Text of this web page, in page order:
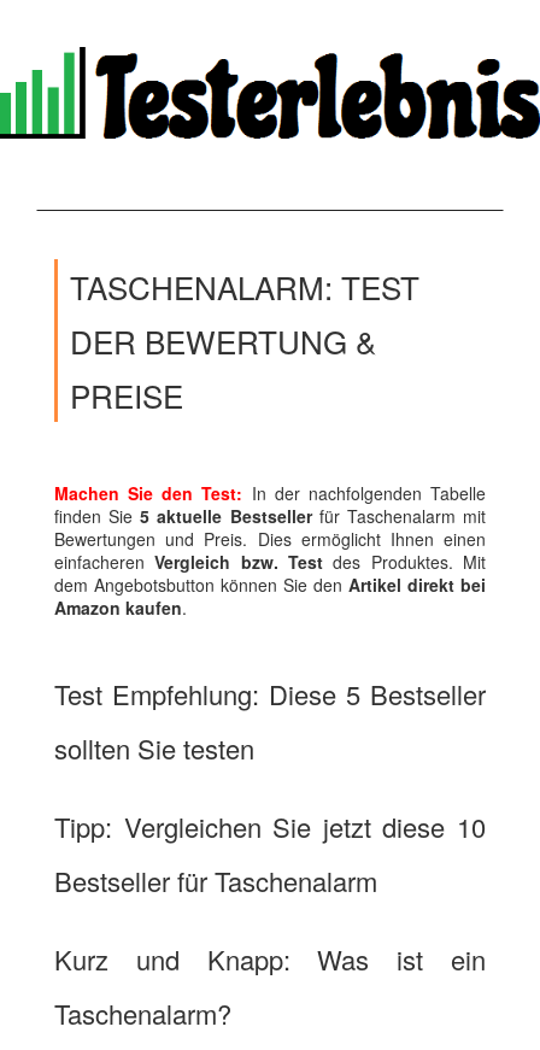
TASCHENALARM: TEST
DER BEWERTUNG &
PREISE
Machen Sie den Test: In der nachfolgenden Tabelle
finden Sie 5 aktuelle Bestsellerfür Taschenalarm mit
Bewertungen und Preis. Dies ermöglicht Ihnen einen
einfacherenVergleich bzw. Test des Produktes. Mit
dem Angebotsbutton können Sie den Artikel direkt bei
Amazon kaufen.
Test Empfehlung: Diese 5 Bestseller
sollten Sie testen
Tipp: Vergleichen Sie jetzt diese 10
Bestseller für Taschenalarm
Kurz und Knapp: Was ist ein
Taschenalarm?